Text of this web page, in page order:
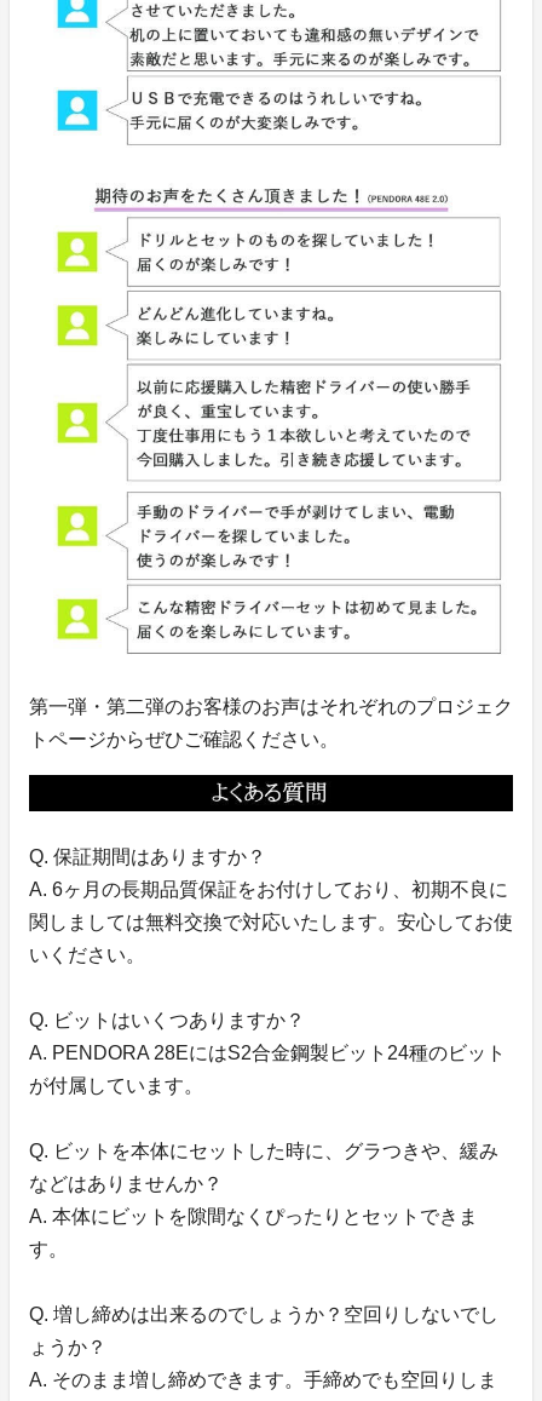
第一弾・第二弾のお客様のお声はそれぞれのプロジェク
トページからぜひご確認ください。
Q. 保証期間はありますか？
A. 6ヶ月の長期品質保証をお付けしており、初期不良に
関しましては無料交換で対応いたします。安心してお使
いください。
Q. ビットはいくつありますか？
A. PENDORA 28EにはS2合金鋼製ビット24種のビット
が付属しています。
Q. ビットを本体にセットした時に、グラつきや、緩み
などはありませんか？
A. 本体にビットを隙間なくぴったりとセットできま
す。
Q. 増し締めは出来るのでしょうか？空回りしないでし
ょうか？
A. そのまま増し締めできます。手締めでも空回りしま